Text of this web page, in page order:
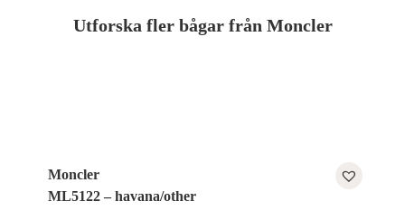
Utforska fler bågar från Moncler
Moncler
ML5122 – havana/other